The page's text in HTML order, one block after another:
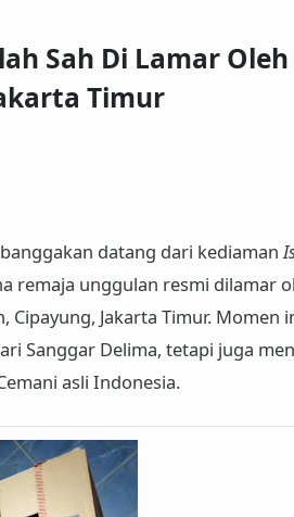
Sah Di Lamar
Timur
datang dari kediaman
remaja unggulan resmi dilamar
Cipayung, Jakarta Timur. Momen
Sanggar Delima, tetapi juga
asli Indonesia.